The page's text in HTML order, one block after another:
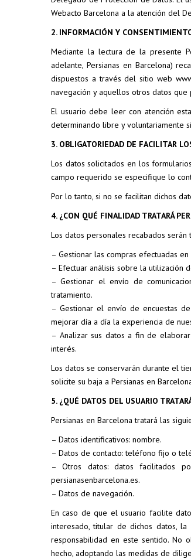
Webacto Barcelona a la atención del
2. INFORMACIÓN Y
Mediante la lectura de la presente
adelante, Persianas en Barcelona)
dispuestos a través del sitio web
navegación y aquellos otros datos que
El usuario debe leer con atención
determinando libre y voluntariamente
3. OBLIGATORIEDAD DE FACILITAR
Los datos solicitados en los
campo requerido se especifique lo
Por lo tanto, si no se facilitan dichos
4. ¿CON QUÉ FINALIDAD TRATARÁ
Los datos personales recabados
– Gestionar las compras efectuadas
– Efectuar análisis sobre la utilización
– Gestionar el envío de
tratamiento.
– Gestionar el envío de encuestas
mejorar día a día la experiencia de
– Analizar sus datos a fin de
interés.
Los datos se conservarán durante el
solicite su baja a Persianas en
5. ¿QUÉ DATOS DEL USUARIO
Persianas en Barcelona tratará las
– Datos identificativos: nombre.
– Datos de contacto: teléfono fijo o
– Otros datos: datos facilitados
persianasenbarcelona.es.
– Datos de navegación.
En caso de que el usuario facilite
interesado, titular de dichos datos,
responsabilidad en este sentido. No
hecho, adoptando las medidas de